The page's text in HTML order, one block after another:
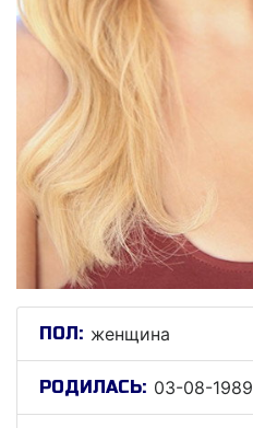
ПОЛ: женщина
РОДИЛАСЬ: 03-08-1989